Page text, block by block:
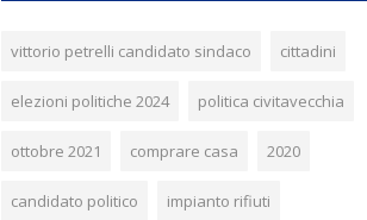
vittorio petrelli candidato sindaco cittadini
elezioni politiche 2024 politica civitavecchia
ottobre 2021 comprare casa 2020
candidato politico impianto rifiuti